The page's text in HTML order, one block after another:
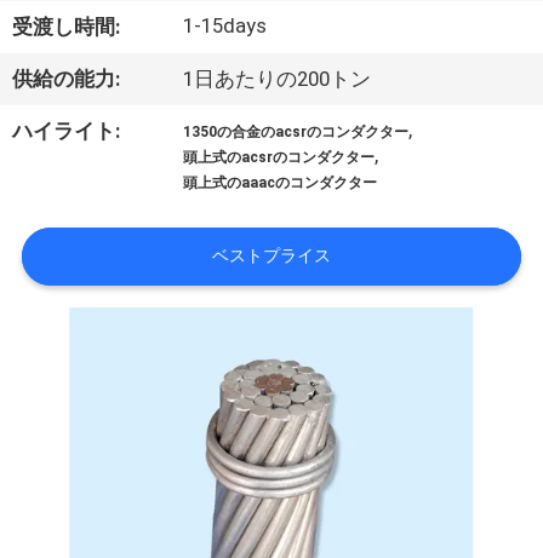
い
て
工
旅
行
受渡し時間: 1-15days
供給の能力: 1日あたりの200トン
ハイライト: 1350の合金のacsrのコンダクター,
頭上式のacsrのコンダクター,
頭上式のaaacのコンダクター
ベストプライス